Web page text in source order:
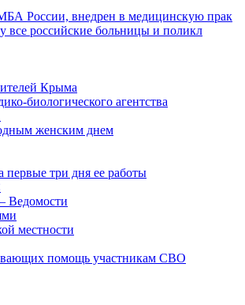
России, внедрен в медицинскую прак
все российские больницы и поликл
Крыма
биологического агентства
женским днем
три дня ее работы
Ведомости
местности
помощь участникам СВО